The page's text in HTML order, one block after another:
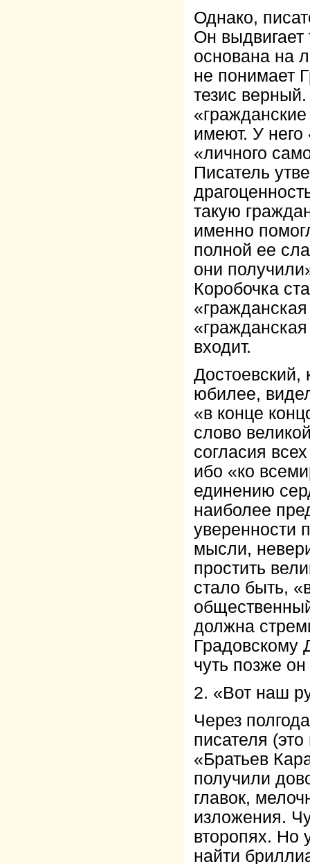
Однако,
Он выдвигает
основана на
не понимает
тезис
имеют. У
«личного
Писатель
такую
именно
полной ее
они
Коробочка
входит.
Достоевский,
юбилее,
«в конце
слово
согласия
ибо «ко
единению
наиболее
уверенности
мысли,
простить
стало быть,
должна
Градовскому
чуть позже
2. «Вот наш
Через
писателя
«Братьев
получили
главок,
изложения.
второпях. Но
найти